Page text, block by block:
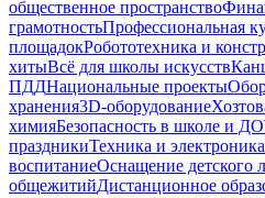
общественное пространство
грамотностьПрофессиональная
площадокРобототехника и
хитыВсё для школы искусств
ПДДНациональные проекты
хранения3D-оборудование
химияБезопасность в школе и
праздникиТехника и электроника
воспитаниеОснащение детского
общежитийДистанционное